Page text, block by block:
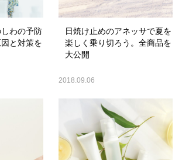
わの予防
と対策を
日焼け止めのアネッサで夏を
楽しく乗り切ろう。全商品を
大公開
2018.09.06